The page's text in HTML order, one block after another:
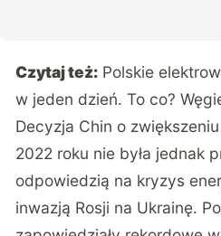
Czytaj też: Polskie
w jeden dzień. To co?
Decyzja Chin o
2022 roku nie była jednak
odpowiedzią na kryzys
inwazją Rosji na Ukrainę.